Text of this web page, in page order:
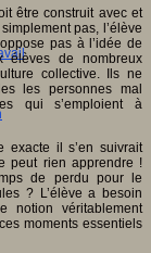
être construit avec et
pas, l’élève
pas à l’idée de
élèves de nombreux
collective. Ils ne
les personnes mal
qui s’emploient à
exacte il s’en suivrait
peut rien apprendre !
de perdu pour le
? L’élève a besoin
notion véritablement
moments essentiels